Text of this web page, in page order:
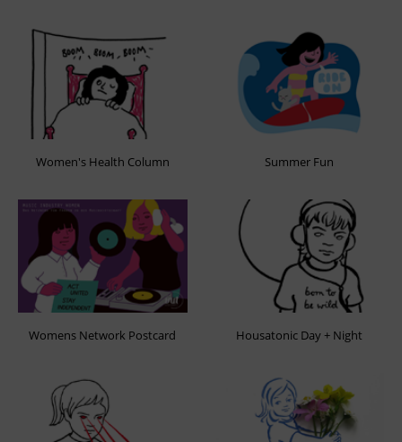
Women's Health Column Summer Fun
Womens Network Postcard Housatonic Day + Night